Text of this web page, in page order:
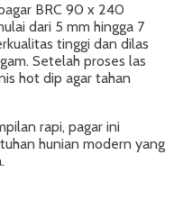
BRC 90 x 240
dari 5 mm hingga 7
tinggi dan dilas
Setelah proses las
hot dip agar tahan
rapi, pagar ini
hunian modern yang